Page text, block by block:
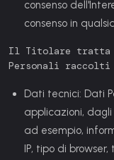
consenso
consenso in
Il Titolare tratta
Personali raccolti
Dati tecnici: Dati
applicazioni,
ad esempio,
IP, tipo di